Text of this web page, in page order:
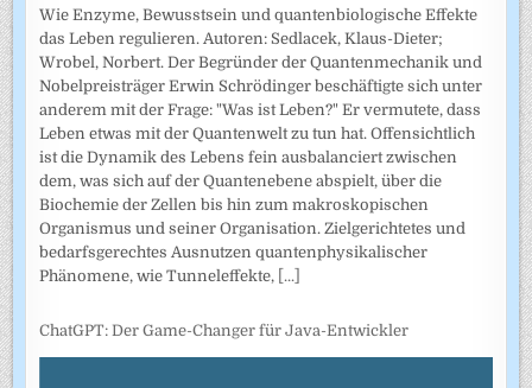
Wie Enzyme, Bewusstsein und quantenbiologische Effekte
das Leben regulieren. Autoren: Sedlacek, Klaus-Dieter;
Wrobel, Norbert. Der Begründer der Quantenmechanik und
Nobelpreisträger Erwin Schrödinger beschäftigte sich unter
anderem mit der Frage: "Was ist Leben?" Er vermutete, dass
Leben etwas mit der Quantenwelt zu tun hat. Offensichtlich
ist die Dynamik des Lebens fein ausbalanciert zwischen
dem, was sich auf der Quantenebene abspielt, über die
Biochemie der Zellen bis hin zum makroskopischen
Organismus und seiner Organisation. Zielgerichtetes und
bedarfsgerechtes Ausnutzen quantenphysikalischer
Phänomene, wie Tunneleffekte, [...]
ChatGPT: Der Game-Changer für Java-Entwickler